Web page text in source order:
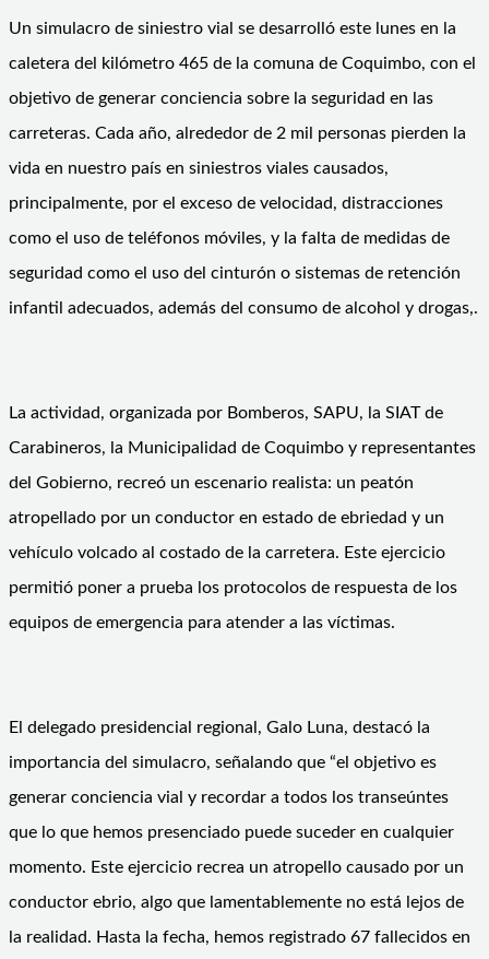
Un simulacro de siniestro vial se desarrolló este lunes en la
caletera del kilómetro 465 de la comuna de Coquimbo, con el
objetivo de generar conciencia sobre la seguridad en las
carreteras. Cada año, alrededor de 2 mil personas pierden la
vida en nuestro país en siniestros viales causados,
principalmente, por el exceso de velocidad, distracciones
como el uso de teléfonos móviles, y la falta de medidas de
seguridad como el uso del cinturón o sistemas de retención
infantil adecuados, además del consumo de alcohol y drogas,.
La actividad, organizada por Bomberos, SAPU, la SIAT de
Carabineros, la Municipalidad de Coquimbo y representantes
del Gobierno, recreó un escenario realista: un peatón
atropellado por un conductor en estado de ebriedad y un
vehículo volcado al costado de la carretera. Este ejercicio
permitió poner a prueba los protocolos de respuesta de los
equipos de emergencia para atender a las víctimas.
El delegado presidencial regional, Galo Luna, destacó la
importancia del simulacro, señalando que “el objetivo es
generar conciencia vial y recordar a todos los transeúntes
que lo que hemos presenciado puede suceder en cualquier
momento. Este ejercicio recrea un atropello causado por un
conductor ebrio, algo que lamentablemente no está lejos de
la realidad. Hasta la fecha, hemos registrado 67 fallecidos en